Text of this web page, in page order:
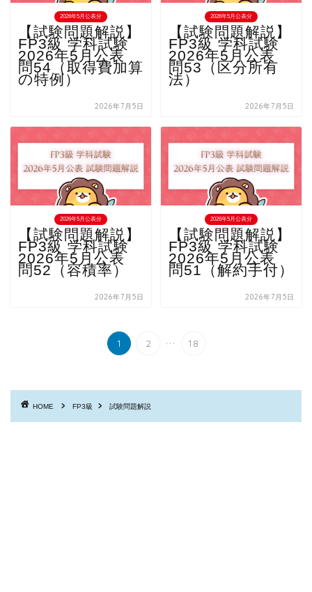
2026年5月公表分
【試験問題解説】
FP3級 学科試験
2026年5月公表
問54（取得費加算
の特例）
2026年7月5日
2026年5月公表分
【試験問題解説】
FP3級 学科試験
2026年5月公表
問53（区分所有
法）
2026年7月5日
2026年5月公表分
【試験問題解説】
FP3級 学科試験
2026年5月公表
問52（容積率）
2026年7月5日
2026年5月公表分
【試験問題解説】
FP3級 学科試験
2026年5月公表
問51（解約手付）
2026年7月5日
1 2 ... 18
HOME FP3級 試験問題解説